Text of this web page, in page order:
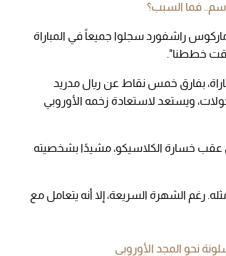
فما السبب؟
راشفورد سجلوا جميعاً في المباراة
خططنا".
المركز الثاني في الدوري الإسباني برصيد 25 نقطة من 11 مباراة، بفارق خمس نقاط عن ريال مدريد
مرور ثلاث جولات، ويستعد لاستعادة زخمه الأوروبي
عقب خسارة الكلاسيكو، مشيدًا بشخصيته
الشهرة السريعة، إلا أنه يتعامل مع
نحو المجد الأوروبي